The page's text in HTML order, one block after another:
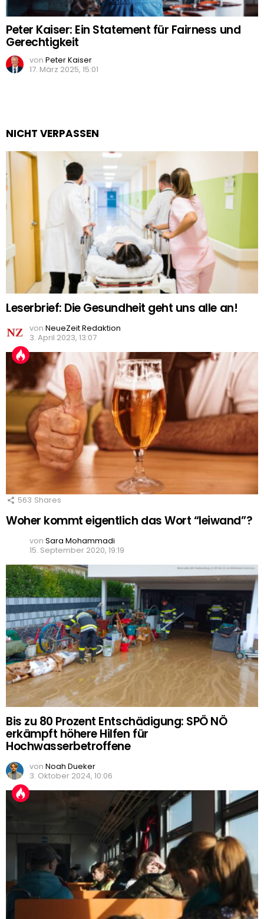
Peter Kaiser: Ein Statement für Fairness und
Gerechtigkeit
von Peter Kaiser
17. März 2025, 15:01
NICHT VERPASSEN
Leserbrief: Die Gesundheit geht uns alle an!
von NeueZeit Redaktion
3. April 2023, 13:07
563 Shares
Woher kommt eigentlich das Wort “leiwand”?
von Sara Mohammadi
15. September 2020, 19:19
Bis zu 80 Prozent Entschädigung: SPÖ NÖ
erkämpft höhere Hilfen für
Hochwasserbetroffene
von Noah Dueker
3. Oktober 2024, 10:06